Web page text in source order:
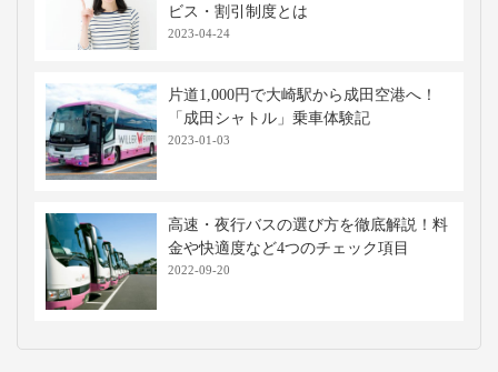
ビス・割引制度とは
2023-04-24
片道1,000円で大崎駅から成田空港へ！
「成田シャトル」乗車体験記
2023-01-03
高速・夜行バスの選び方を徹底解説！料
金や快適度など4つのチェック項目
2022-09-20